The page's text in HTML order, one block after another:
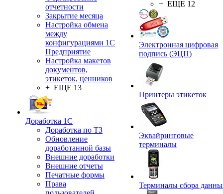
отчетности
Закрытие месяца
Настройка обмена
между
конфигурациями 1С
Предприятие
Настройка макетов
документов,
этикеток, ценников
+ ЕЩЕ 13
Доработка 1С
Доработка по ТЗ
Обновление
доработанной базы
Внешние доработки
Внешние отчеты
Печатные формы
Права
+ ЕЩЕ 12
Электронная цифровая
подпись (ЭЦП)
Принтеры этикеток
Эквайринговые
терминалы
Терминалы сбора